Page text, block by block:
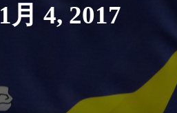
1月 4, 2017